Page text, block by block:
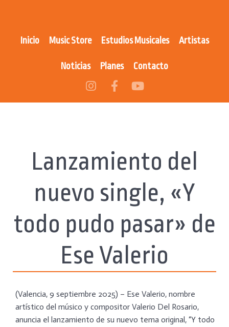
Inicio Music Store Estudios Musicales Artistas
Noticias Planes Contacto
Lanzamiento del
nuevo single, «Y
todo pudo pasar» de
Ese Valerio
(Valencia, 9 septiembre 2025) – Ese Valerio, nombre
artístico del músico y compositor Valerio Del Rosario,
anuncia el lanzamiento de su nuevo tema original, “Y todo